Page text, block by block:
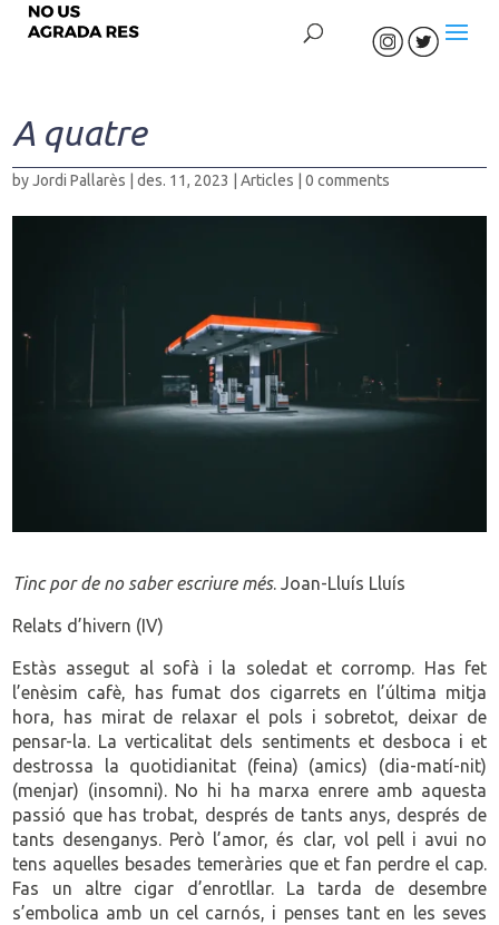
A quatre
byJordi Pallarès |des. 11, 2023 |Articles |0 comments
Tinc por de no saber escriure més. Joan-Lluís Lluís
Relats d’hivern (IV)
Estàs assegut al sofà i la soledat et corromp. Has fet
l’enèsim cafè, has fumat dos cigarrets en l’última mitja
hora, has mirat de relaxar el pols i sobretot, deixar de
pensar-la. La verticalitat dels sentiments et desboca i et
destrossa la quotidianitat (feina) (amics) (dia-matí-nit)
(menjar) (insomni). No hi ha marxa enrere amb aquesta
passió que has trobat, després de tants anys, després de
tants desenganys. Però l’amor, és clar, vol pell i avui no
tens aquelles besades temeràries que et fan perdre el cap.
Fas un altre cigar d’enrotllar. La tarda de desembre
s’embolica amb un cel carnós, i penses tant en les seves